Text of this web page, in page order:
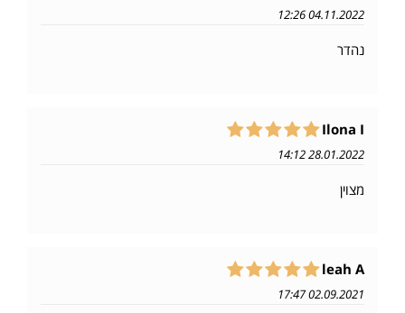
04.11.2022 12:26
נהדר
Ilona I
28.01.2022 14:12
מצוין
leah A
02.09.2021 17:47